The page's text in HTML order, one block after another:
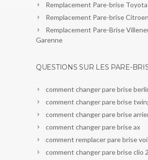
Remplacement Pare-brise Toyota
Remplacement Pare-brise Citroen
Remplacement Pare-Brise
Garenne
QUESTIONS SUR LES PARE-
comment changer pare brise
comment changer pare brise
comment changer pare brise
comment changer pare brise ax
comment remplacer pare brise
comment changer pare brise clio 2